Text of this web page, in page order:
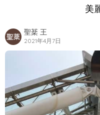
美
聖棻 王
2021年4月7日